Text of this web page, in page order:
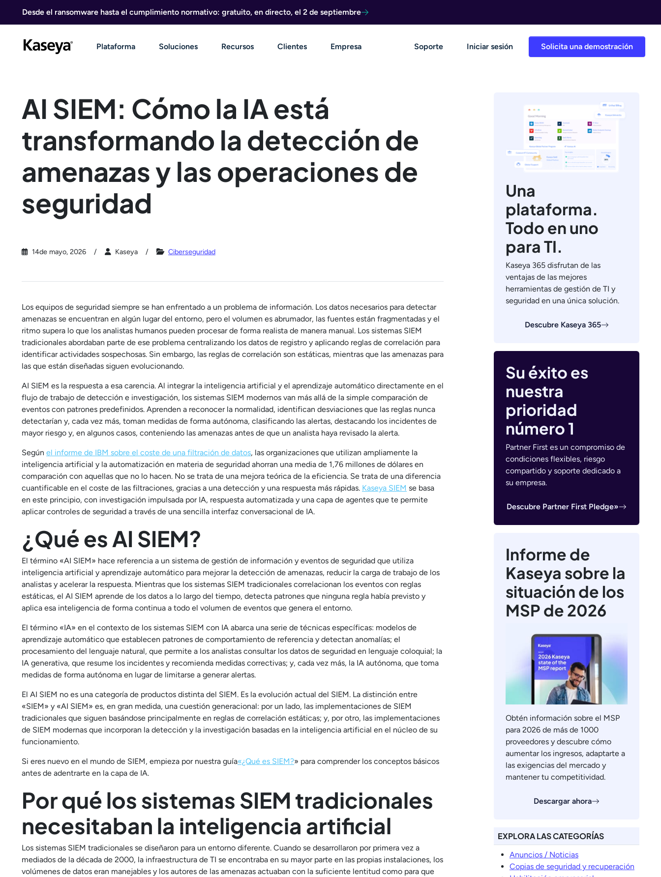
Desde el ransomware hasta el cumplimiento normativo: gratuito, en directo, el 2 de septiembre
Solicita una demostración
Plataforma Soluciones Recursos Clientes Empresa Soporte Iniciar sesión
AI SIEM: Cómo la IA está
transformando la detección de
amenazas y las operaciones de
seguridad
14de mayo, 2026 Kaseya Ciberseguridad
Los equipos de seguridad siempre se han enfrentado a un problema de información. Los datos necesarios para detectar
amenazas se encuentran en algún lugar del entorno, pero el volumen es abrumador, las fuentes están fragmentadas y el
ritmo supera lo que los analistas humanos pueden procesar de forma realista de manera manual. Los sistemas SIEM
tradicionales abordaban parte de ese problema centralizando los datos de registro y aplicando reglas de correlación para
identificar actividades sospechosas. Sin embargo, las reglas de correlación son estáticas, mientras que las amenazas para
las que están diseñadas siguen evolucionando.
AI SIEM es la respuesta a esa carencia. Al integrar la inteligencia artificial y el aprendizaje automático directamente en el
flujo de trabajo de detección e investigación, los sistemas SIEM modernos van más allá de la simple comparación de
eventos con patrones predefinidos. Aprenden a reconocer la normalidad, identifican desviaciones que las reglas nunca
detectarían y, cada vez más, toman medidas de forma autónoma, clasificando las alertas, destacando los incidentes de
mayor riesgo y, en algunos casos, conteniendo las amenazas antes de que un analista haya revisado la alerta.
Según el informe de IBM sobre el coste de una filtración de datos, las organizaciones que utilizan ampliamente la
inteligencia artificial y la automatización en materia de seguridad ahorran una media de 1,76 millones de dólares en
comparación con aquellas que no lo hacen. No se trata de una mejora teórica de la eficiencia. Se trata de una diferencia
cuantificable en el coste de las filtraciones, gracias a una detección y una respuesta más rápidas. Kaseya SIEM se basa
en este principio, con investigación impulsada por IA, respuesta automatizada y una capa de agentes que te permite
aplicar controles de seguridad a través de una sencilla interfaz conversacional de IA.
¿Qué es AI SIEM?
El término «AI SIEM» hace referencia a un sistema de gestión de información y eventos de seguridad que utiliza
inteligencia artificial y aprendizaje automático para mejorar la detección de amenazas, reducir la carga de trabajo de los
analistas y acelerar la respuesta. Mientras que los sistemas SIEM tradicionales correlacionan los eventos con reglas
estáticas, el AI SIEM aprende de los datos a lo largo del tiempo, detecta patrones que ninguna regla había previsto y
aplica esa inteligencia de forma continua a todo el volumen de eventos que genera el entorno.
El término «IA» en el contexto de los sistemas SIEM con IA abarca una serie de técnicas específicas: modelos de
aprendizaje automático que establecen patrones de comportamiento de referencia y detectan anomalías; el
procesamiento del lenguaje natural, que permite a los analistas consultar los datos de seguridad en lenguaje coloquial; la
IA generativa, que resume los incidentes y recomienda medidas correctivas; y, cada vez más, la IA autónoma, que toma
medidas de forma autónoma en lugar de limitarse a generar alertas.
El AI SIEM no es una categoría de productos distinta del SIEM. Es la evolución actual del SIEM. La distinción entre
«SIEM» y «AI SIEM» es, en gran medida, una cuestión generacional: por un lado, las implementaciones de SIEM
tradicionales que siguen basándose principalmente en reglas de correlación estáticas; y, por otro, las implementaciones
de SIEM modernas que incorporan la detección y la investigación basadas en la inteligencia artificial en el núcleo de su
funcionamiento.
Si eres nuevo en el mundo de SIEM, empieza por nuestra guía«¿Qué es SIEM?» para comprender los conceptos básicos
antes de adentrarte en la capa de IA.
Por qué los sistemas SIEM tradicionales
necesitaban la inteligencia artificial
Los sistemas SIEM tradicionales se diseñaron para un entorno diferente. Cuando se desarrollaron por primera vez a
mediados de la década de 2000, la infraestructura de TI se encontraba en su mayor parte en las propias instalaciones, los
volúmenes de datos eran manejables y los autores de las amenazas actuaban con la suficiente lentitud como para que
Una
plataforma.
Todo en uno
para TI.
Kaseya 365 disfrutan de las
ventajas de las mejores
herramientas de gestión de TI y
seguridad en una única solución.
Descubre Kaseya 365
Su éxito es
nuestra
prioridad
número 1
Partner First es un compromiso de
condiciones flexibles, riesgo
compartido y soporte dedicado a
su empresa.
Descubre Partner First Pledge»
Informe de
Kaseya sobre la
situación de los
MSP de 2026
Obtén información sobre el MSP
para 2026 de más de 1000
proveedores y descubre cómo
aumentar los ingresos, adaptarte a
las exigencias del mercado y
mantener tu competitividad.
Descargar ahora
EXPLORA LAS CATEGORÍAS
Anuncios / Noticias
Copias de seguridad y recuperación